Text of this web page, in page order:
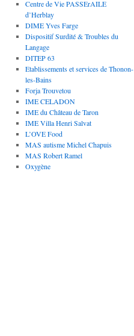
Centre de Vie PASSErAILE
d’Herblay
DIME Yves Farge
Dispositif Surdité & Troubles du
Langage
DITEP 63
Etablissements et services de Thonon-
les-Bains
Forja Trouvetou
IME CELADON
IME du Château de Taron
IME Villa Henri Salvat
L’OVE Food
MAS autisme Michel Chapuis
MAS Robert Ramel
Oxygène